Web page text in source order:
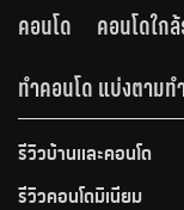
คอนโด
คอนโดใก
ทำคอนโด แบ่งตามท
รีวิวบ้านและคอนโด
รีวิวคอนโดมิเนียม